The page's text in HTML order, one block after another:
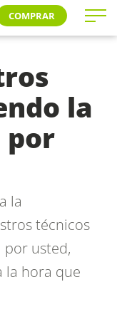
COMPRAR
la
por
la
técnicos
usted,
la hora que